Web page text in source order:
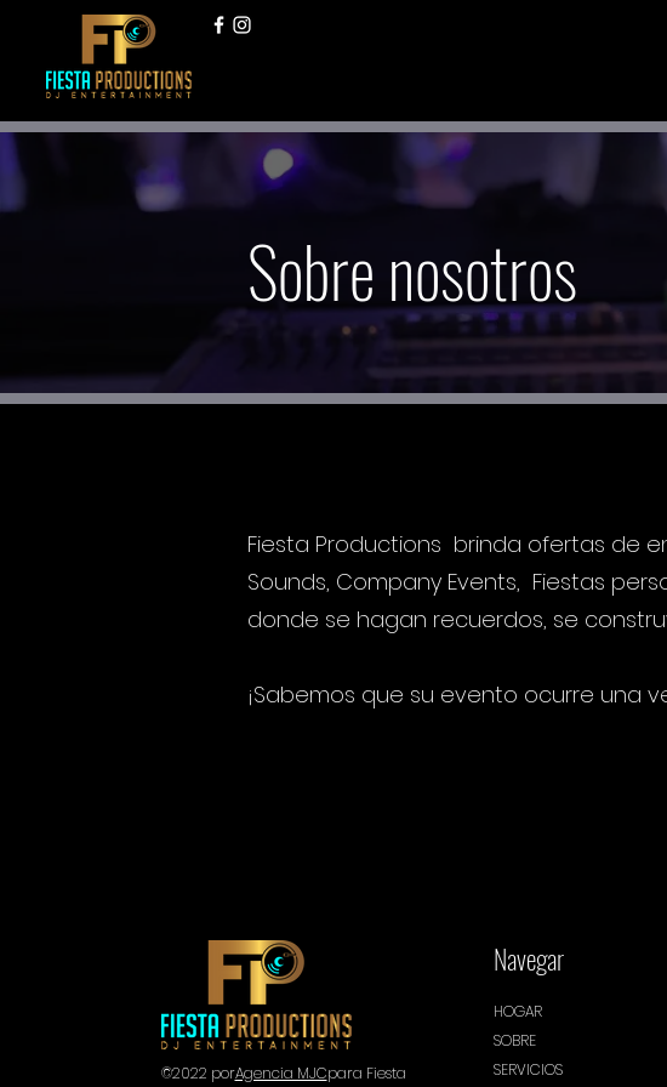
Sobre nosotros
Fiesta Productions brinda ofertas de
Sounds, Company Events, Fiestas
donde se hagan recuerdos, se
¡Sabemos que su evento ocurre una
©2022 porAgencia MJCpara Fiesta
Navegar
HOGAR
SOBRE
SERVICIOS